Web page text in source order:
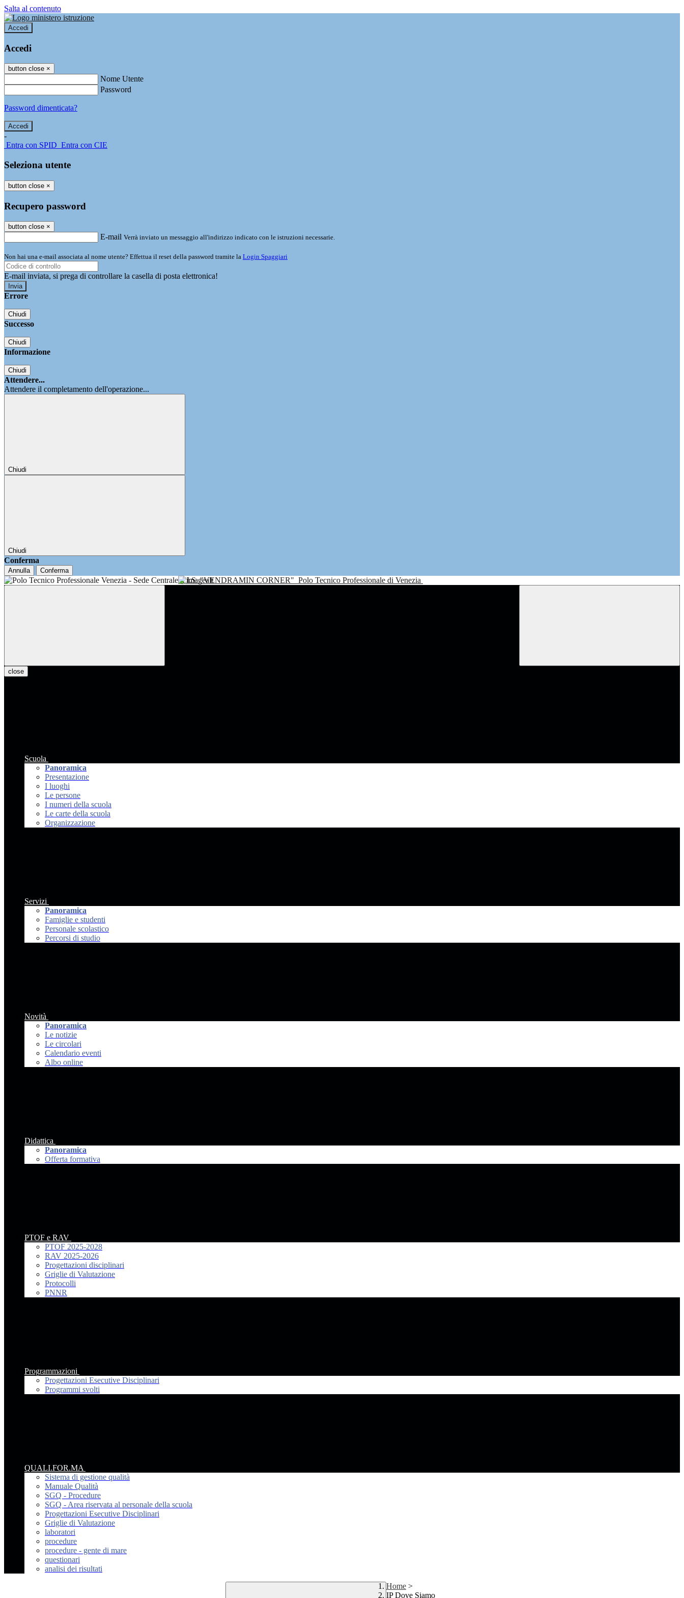
Salta al contenuto
Accedi
Accedi
button close ×
Nome Utente
Password
Password dimenticata?
-
Entra con SPID Entra con CIE
Seleziona utente
button close ×
Recupero password
button close ×
E-mail Verrà inviato un messaggio all'indirizzo indicato con le istruzioni necessarie.
Non hai una e-mail associata al nome utente? Effettua il reset della password tramite la Login Spaggiari
E-mail inviata, si prega di controllare la casella di posta elettronica!
Errore
Chiudi
Successo
Chiudi
Informazione
Chiudi
Attendere...
Attendere il completamento dell'operazione...
Chiudi
Chiudi
Conferma
Annulla Conferma
I.I.S. "VENDRAMIN CORNER" Polo Tecnico Professionale di Venezia
close
Scuola
Panoramica
Presentazione
I luoghi
Le persone
I numeri della scuola
Le carte della scuola
Organizzazione
Servizi
Panoramica
Famiglie e studenti
Personale scolastico
Percorsi di studio
Novità
Panoramica
Le notizie
Le circolari
Calendario eventi
Albo online
Didattica
Panoramica
Offerta formativa
PTOF e RAV
PTOF 2025-2028
RAV 2025-2026
Progettazioni disciplinari
Griglie di Valutazione
Protocolli
PNNR
Programmazioni
Progettazioni Esecutive Disciplinari
Programmi svolti
QUALI.FOR.MA
Sistema di gestione qualità
Manuale Qualità
SGQ - Procedure
SGQ - Area riservata al personale della scuola
Progettazioni Esecutive Disciplinari
Griglie di Valutazione
laboratori
procedure
procedure - gente di mare
questionari
analisi dei risultati
Home >
IP Dove Siamo